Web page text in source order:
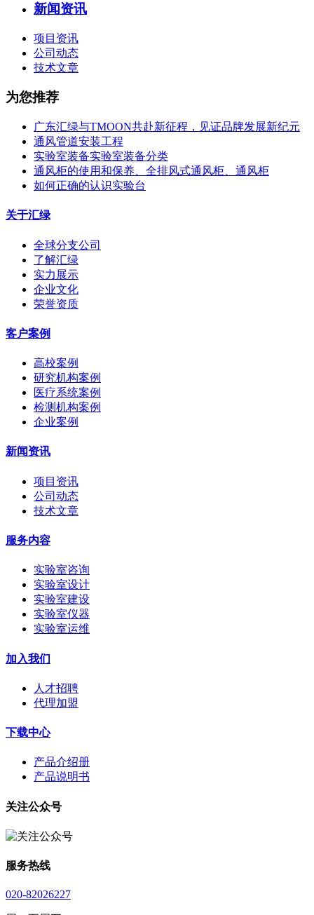
新闻资讯
项目资讯
公司动态
技术文章
为您推荐
广东汇绿与TMOON共赴新征程，见证品牌发展新纪元
通风管道安装工程
实验室装备实验室装备分类
通风柜的使用和保养、全排风式通风柜、通风柜
如何正确的认识实验台
关于汇绿
全球分支公司
了解汇绿
实力展示
企业文化
荣誉资质
客户案例
高校案例
研究机构案例
医疗系统案例
检测机构案例
企业案例
新闻资讯
项目资讯
公司动态
技术文章
服务内容
实验室咨询
实验室设计
实验室建设
实验室仪器
实验室运维
加入我们
人才招聘
代理加盟
下载中心
产品介绍册
产品说明书
关注公众号
服务热线
020-82026227